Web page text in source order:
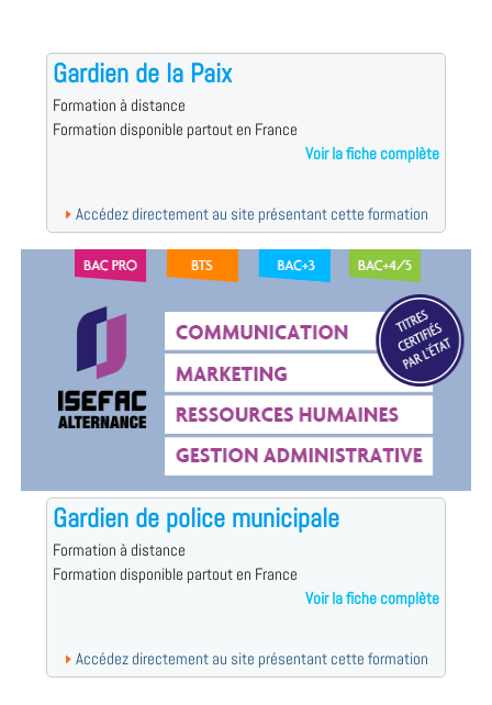
Gardien de la Paix
Formation à distance
Formation disponible partout en France
Voir la fiche complète
Accédez directement au site présentant cette formation
Gardien de police municipale
Formation à distance
Formation disponible partout en France
Voir la fiche complète
Accédez directement au site présentant cette formation